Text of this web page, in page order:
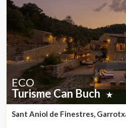
ECO
Turisme Can Buch
Sant Aniol de Finestres,